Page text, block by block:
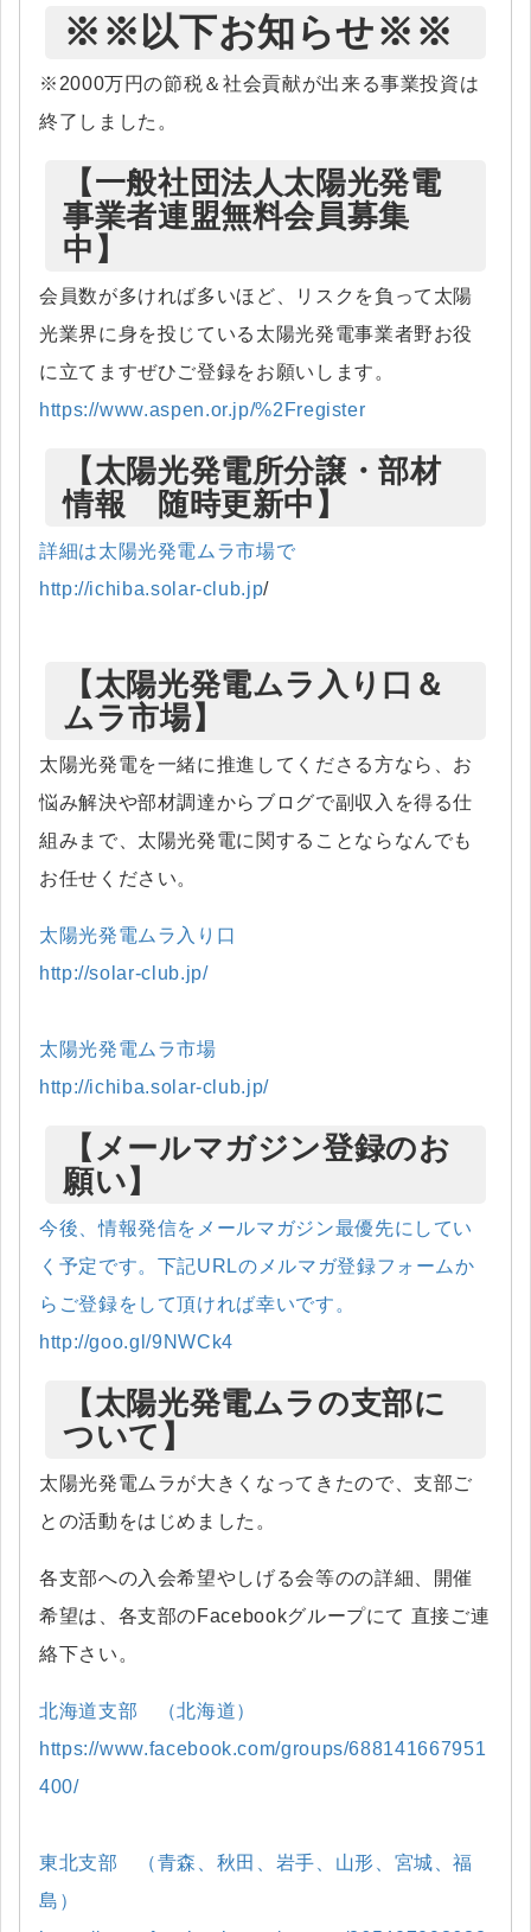
※※以下お知らせ※※
※2000万円の節税＆社会貢献が出来る事業投資は
終了しました。
【一般社団法人太陽光発電
事業者連盟無料会員募集
中】
会員数が多ければ多いほど、リスクを負って太陽
光業界に身を投じている太陽光発電事業者野お役
に立てますぜひご登録をお願いします。
https://www.aspen.or.jp/%2Fregister
【太陽光発電所分譲・部材
情報 随時更新中】
詳細は太陽光発電ムラ市場で
http://ichiba.solar-club.jp/
【太陽光発電ムラ入り口＆
ムラ市場】
太陽光発電を一緒に推進してくださる方なら、お
悩み解決や部材調達からブログで副収入を得る仕
組みまで、太陽光発電に関することならなんでも
お任せください。
太陽光発電ムラ入り口
http://solar-club.jp/
太陽光発電ムラ市場
http://ichiba.solar-club.jp/
【メールマガジン登録のお
願い】
今後、情報発信をメールマガジン最優先にしてい
く予定です。下記URLのメルマガ登録フォームか
らご登録をして頂ければ幸いです。
http://goo.gl/9NWCk4
【太陽光発電ムラの支部に
ついて】
太陽光発電ムラが大きくなってきたので、支部ご
との活動をはじめました。
各支部への入会希望やしげる会等のの詳細、開催
希望は、各支部のFacebookグループにて 直接ご連
絡下さい。
北海道支部 （北海道）
https://www.facebook.com/groups/688141667951
400/
東北支部 （青森、秋田、岩手、山形、宮城、福
島）